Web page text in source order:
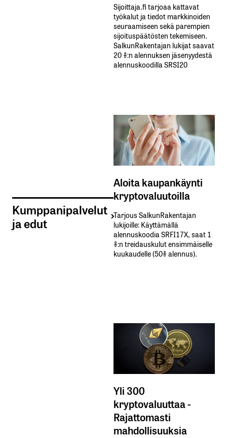
Kumppanipalvelut
ja edut
Sijoittaja.fi tarjoaa kattavat
työkalut ja tiedot markkinoiden
seuraamiseen sekä parempien
sijoituspäätösten tekemiseen.
SalkunRakentajan lukijat saavat
20 %:n alennuksen jäsenyydestä
alennuskoodilla SRSI20
Aloita kaupankäynti
kryptovaluutoilla
Tarjous SalkunRakentajan
lukijoille: Käyttämällä​ ​
alennuskoodia​ ​SRFI17X,​ ​saat​ ​1
%:n treidauskulut​ ​ensimmäiselle​ ​
kuukaudelle​ ​(50%​ ​alennus).
Yli 300
kryptovaluuttaa -
Rajattomasti
mahdollisuuksia